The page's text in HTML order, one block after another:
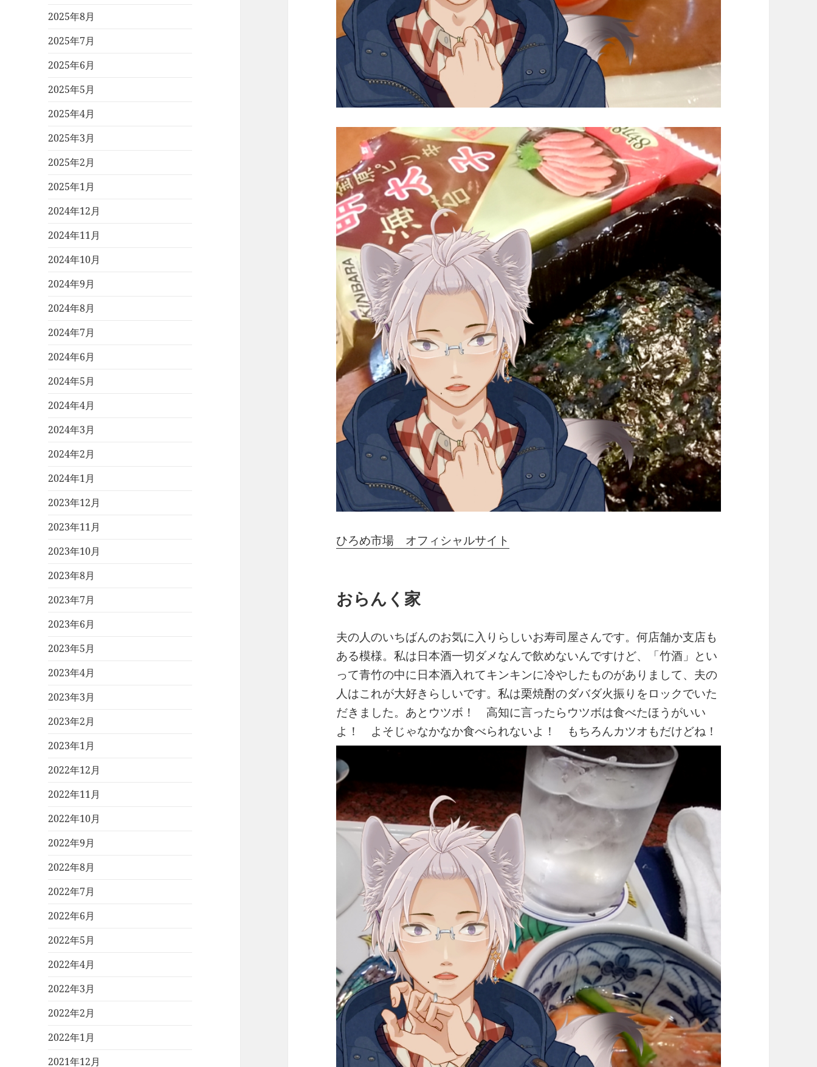
2025年8月
2025年7月
2025年6月
2025年5月
2025年4月
2025年3月
2025年2月
2025年1月
2024年12月
2024年11月
2024年10月
2024年9月
2024年8月
2024年7月
2024年6月
2024年5月
2024年4月
2024年3月
2024年2月
2024年1月
2023年12月
2023年11月
2023年10月
2023年8月
2023年7月
2023年6月
2023年5月
2023年4月
2023年3月
2023年2月
2023年1月
2022年12月
2022年11月
2022年10月
2022年9月
2022年8月
2022年7月
2022年6月
2022年5月
2022年4月
2022年3月
2022年2月
2022年1月
2021年12月
ひろめ市場 オフィシャルサイト
おらんく家
夫の人のいちばんのお気に入りらしいお寿司屋さんです。何店舗か支店も
ある模様。私は日本酒一切ダメなんで飲めないんですけど、「竹酒」とい
って青竹の中に日本酒入れてキンキンに冷やしたものがありまして、夫の
人はこれが大好きらしいです。私は栗焼酎のダバダ火振りをロックでいた
だきました。あとウツボ！ 高知に言ったらウツボは食べたほうがいい
よ！ よそじゃなかなか食べられないよ！ もちろんカツオもだけどね！